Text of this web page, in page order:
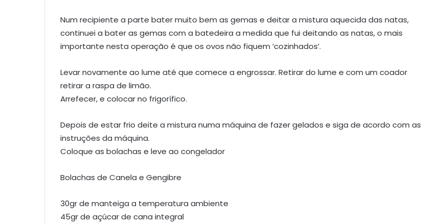
Num recipiente a parte bater muito bem as gemas e deitar a mistura aquecida das natas,
continuei a bater as gemas com a batedeira a medida que fui deitando as natas, o mais
importante nesta operação é que os ovos não fiquem ‘cozinhados’.
Levar novamente ao lume até que comece a engrossar. Retirar do lume e com um coador
retirar a raspa de limão.
Arrefecer, e colocar no frigorífico.
Depois de estar frio deite a mistura numa máquina de fazer gelados e siga de acordo com as
instruções da máquina.
Coloque as bolachas e leve ao congelador
Bolachas de Canela e Gengibre
30gr de manteiga a temperatura ambiente
45gr de açúcar de cana integral